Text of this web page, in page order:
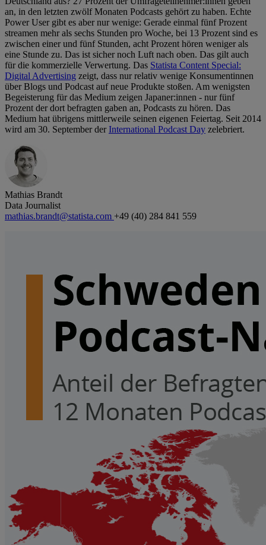
an, in den letzten zwölf Monaten Podcasts gehört zu haben. Echte
Power User gibt es aber nur wenige: Gerade einmal fünf Prozent
streamen mehr als sechs Stunden pro Woche, bei 13 Prozent sind es
zwischen einer und fünf Stunden, acht Prozent hören weniger als
eine Stunde zu. Das ist sicher noch Luft nach oben. Das gilt auch
für die kommerzielle Verwertung. Das Statista Content Special:
Digital Advertising zeigt, dass nur relativ wenige Konsumentinnen
über Blogs und Podcast auf neue Produkte stoßen. Am wenigsten
Begeisterung für das Medium zeigen Japaner:innen - nur fünf
Prozent der dort befragten gaben an, Podcasts zu hören. Das
Medium hat übrigens mittlerweile seinen eigenen Feiertag. Seit 2014
wird am 30. September derInternational Podcast Day zelebriert.
Mathias Brandt
Data Journalist
mathias.brandt@statista.com +49 (40) 284 841 559